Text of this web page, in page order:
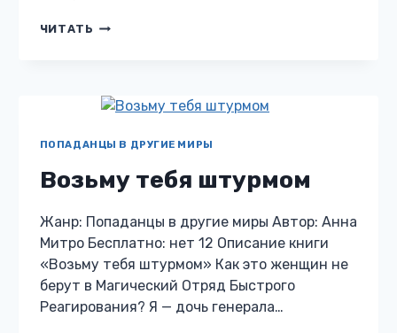
ЧИТАТЬ МОЙ
ПОПАДАНЦЫ В ДРУГИЕ МИРЫ
Возьму тебя штурмом
Жанр: Попаданцы в другие миры Автор: Анна
Митро Бесплатно: нет 12 Описание книги
«Возьму тебя штурмом» Как это женщин не
берут в Магический Отряд Быстрого
Реагирования? Я — дочь генерала…